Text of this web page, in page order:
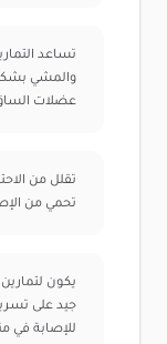
تساعد
والمشي
عضلات
تقلل من
تحمي من
يكون لتمارين
جيد على
للإصابة في